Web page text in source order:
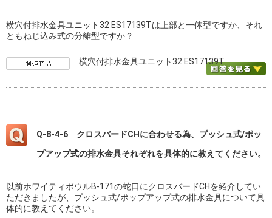
横穴付排水金具ユニット32 ES17139Tは上部と一体型ですか、それ
ともねじ込み式の分離型ですか？
横穴付排水金具ユニット32 ES17139T
Q-8-4-6 クロスバードCHに合わせる為、プッシュ式/ポッ
プアップ式の排水金具それぞれを具体的に教えてください。
以前ホワイティボウルB-171の蛇口にクロスバードCHを紹介してい
ただきましたが、プッシュ式/ポップアップ式の排水金具について具
体的に教えてください。